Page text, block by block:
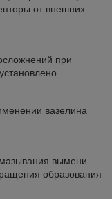
от внешних
при
вазелина
вымени
образования